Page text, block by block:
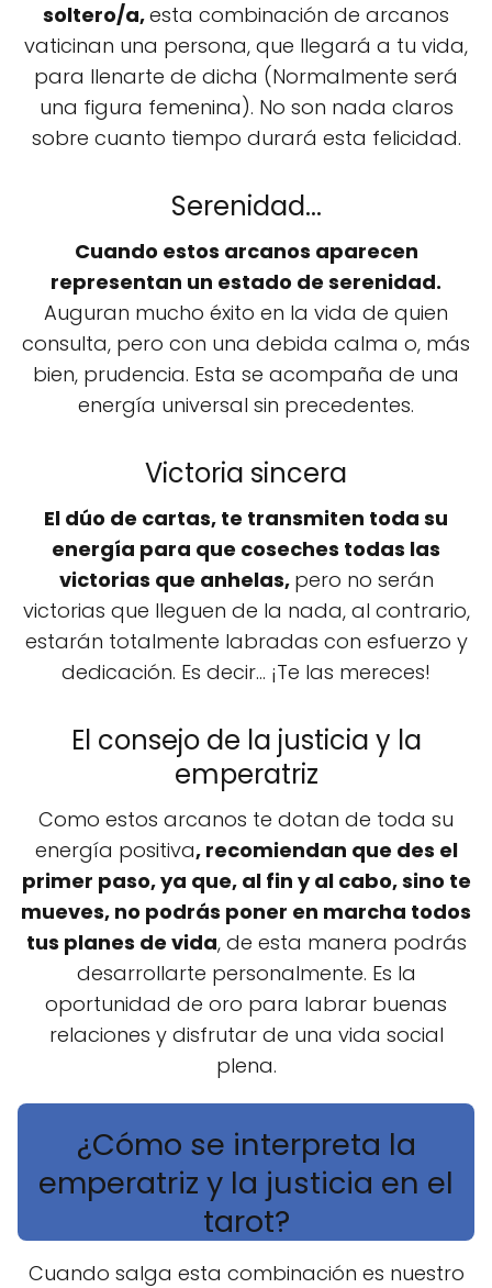
soltero/a,esta combinación de arcanos
vaticinan una persona, que llegará a tu vida,
para llenarte de dicha (Normalmente será
una figura femenina). No son nada claros
sobre cuanto tiempo durará esta felicidad.
Serenidad...
Cuando estos arcanos aparecen
representan un estado de serenidad.
Auguran mucho éxito en la vida de quien
consulta, pero con una debida calma o, más
bien, prudencia. Esta se acompaña de una
energía universal sin precedentes.
Victoria sincera
El dúo de cartas, te transmiten toda su
energía para que coseches todas las
victorias que anhelas, pero no serán
victorias que lleguen de la nada, al contrario,
estarán totalmente labradas con esfuerzo y
dedicación. Es decir... ¡Te las mereces!
El consejo de la justicia y la
emperatriz
Como estos arcanos te dotan de toda su
energía positiva, recomiendan que des el
primer paso, ya que, al fin y al cabo, sino te
mueves, no podrás poner en marcha todos
tus planes de vida, de esta manera podrás
desarrollarte personalmente. Es la
oportunidad de oro para labrar buenas
relaciones y disfrutar de una vida social
plena.
¿Cómo se interpreta la
emperatriz y la justicia en el
tarot?
Cuando salga esta combinación es nuestro